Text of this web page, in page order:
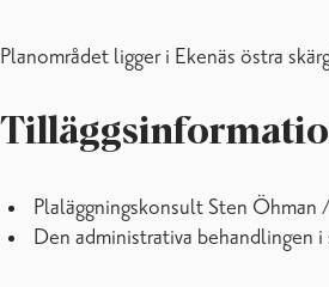
Planområdet ligger i Ekenäs östra
Plaläggningskonsult Sten
Den administrativa behandlingen